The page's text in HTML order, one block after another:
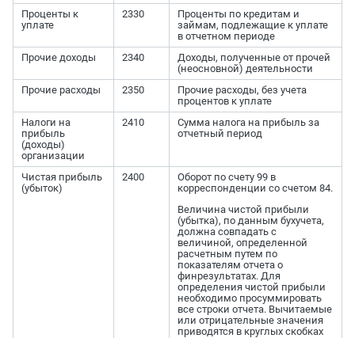
Проценты к
уплате
2330
Проценты по кредитам и
займам, подлежащие к уплате
в отчетном периоде
Прочие доходы
2340
Доходы, полученные от прочей
(неосновной) деятельности
Прочие расходы
2350
Прочие расходы, без учета
процентов к уплате
Налоги на
прибыль
(доходы)
организации
2410
Сумма налога на прибыль за
отчетный период
Чистая прибыль
(убыток)
2400
Оборот по счету 99 в
корреспонденции со счетом 84.
Величина чистой прибыли
(убытка), по данным бухучета,
должна совпадать с
величиной, определенной
расчетным путем по
показателям отчета о
финрезультатах. Для
определения чистой прибыли
необходимо просуммировать
все строки отчета. Вычитаемые
или отрицательные значения
приводятся в круглых скобках